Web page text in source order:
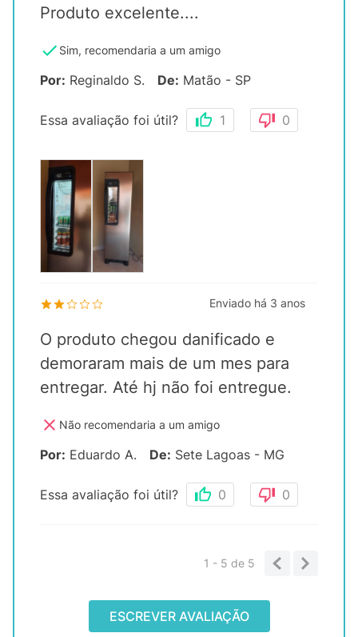
Produto excelente....
Sim, recomendaria a um amigo
Por: Reginaldo S. De: Matão - SP
Essa avaliação foi útil? 1 0
Enviado há 3 anos
O produto chegou danificado e
demoraram mais de um mes para
entregar. Até hj não foi entregue.
Não recomendaria a um amigo
Por: Eduardo A. De: Sete Lagoas - MG
Essa avaliação foi útil? 0 0
1 - 5de 5
ESCREVER AVALIAÇÃO